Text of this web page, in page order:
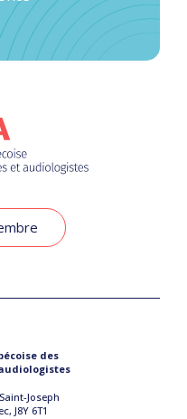
des
Joseph
J8Y 6T1